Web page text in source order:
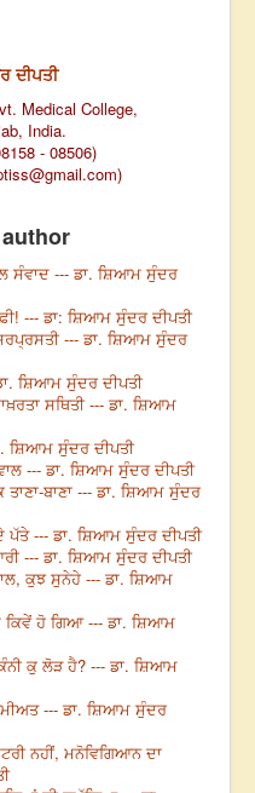
ਦੀਪਤੀ
Medical College,
India.
- 08506)
)
ਸੰਵਾਦ --- ਡਾ. ਸ਼ਿਆਮ ਸੁੰਦਰ
--- ਡਾ: ਸ਼ਿਆਮ ਸੁੰਦਰ ਦੀਪਤੀ
--- ਡਾ. ਸ਼ਿਆਮ ਸੁੰਦਰ
ਸ਼ਿਆਮ ਸੁੰਦਰ ਦੀਪਤੀ
ਸਥਿਤੀ --- ਡਾ. ਸ਼ਿਆਮ
ਸ਼ਿਆਮ ਸੁੰਦਰ ਦੀਪਤੀ
--- ਡਾ. ਸ਼ਿਆਮ ਸੁੰਦਰ ਦੀਪਤੀ
ਤਾਣਾ-ਬਾਣਾ --- ਡਾ. ਸ਼ਿਆਮ ਸੁੰਦਰ
ਪੱਤੇ --- ਡਾ. ਸ਼ਿਆਮ ਸੁੰਦਰ ਦੀਪਤੀ
--- ਡਾ. ਸ਼ਿਆਮ ਸੁੰਦਰ ਦੀਪਤੀ
ਕੁਝ ਸੁਨੇਹੇ --- ਡਾ. ਸ਼ਿਆਮ
ਕਿਵੇਂ ਹੋ ਗਿਆ --- ਡਾ. ਸ਼ਿਆਮ
ਕੁ ਲੋੜ ਹੈ? --- ਡਾ. ਸ਼ਿਆਮ
--- ਡਾ. ਸ਼ਿਆਮ ਸੁੰਦਰ
ਨਹੀਂ, ਮਨੋਵਿਗਿਆਨ ਦਾ